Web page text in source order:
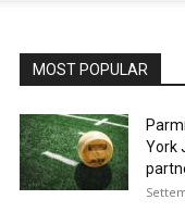
MOST POPULAR
York